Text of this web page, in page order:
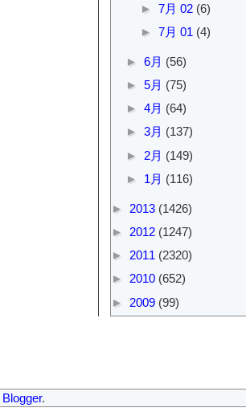
► 7月 02 (6)
► 7月 01 (4)
► 6月 (56)
► 5月 (75)
► 4月 (64)
► 3月 (137)
► 2月 (149)
► 1月 (116)
► 2013 (1426)
► 2012 (1247)
► 2011 (2320)
► 2010 (652)
► 2009 (99)
Blogger.